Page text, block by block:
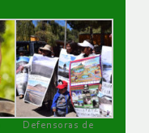
Defensoras de